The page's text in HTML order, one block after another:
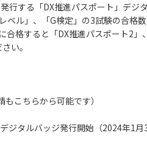
行する「DX推進パスポート」デジ
ベル」、「G検定」の3試験の合
合格すると「DX推進パスポート2
い。
こちらから可能です）
タルバッジ発行開始（2024年1月